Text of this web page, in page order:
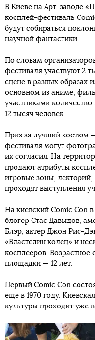
В Киеве на Арт-заводе
косплей-фестиваль
будут собираться
научной фантастики.
По словам
фестиваля участвуют 2
сцене в разных образах
основном из аниме,
участниками
12 тысяч человек.
Приз за лучший костюм
фестиваля могут
их согласия. На
продают атрибуты
игровые зоны, лекторий,
проходят выступления
На киевский Comic Con
блогер Стас Давыдов,
Блэр, актер Джон Рис-
«Властелин колец» и
косплееров. Возрастное
площадки — 12 лет.
Первый Comic Con
еще в 1970 году.
культуры проходит уже